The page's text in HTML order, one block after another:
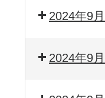
2024年9
2024年9